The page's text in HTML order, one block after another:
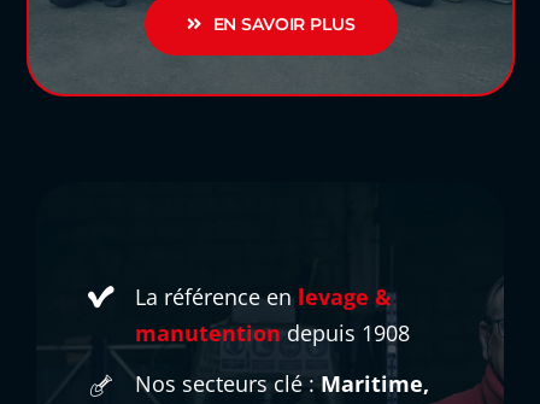
EN SAVOIR PLUS
La référence en levage &
manutention depuis 1908
Nos secteurs clé : Maritime,